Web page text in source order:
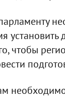
установить
чтобы